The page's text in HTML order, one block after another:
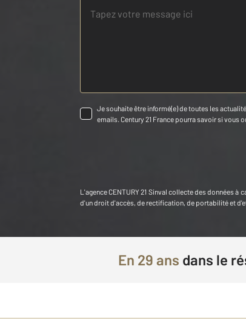
Je souhaite être informé(e) de toutes les
emails. Century 21 France pourra savoir si vous
L'agenceCENTURY 21 Sinval collecte des données à
d'un droit d'accès, de rectification, de portabilité et
En 29 ans dans le